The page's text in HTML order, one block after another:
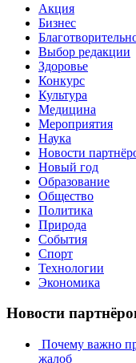
Акция
Бизнес
Выбор редакции
Здоровье
Конкурс
Культура
Медицина
Мероприятия
Наука
Новости
Новый год
Образование
Общество
Политика
Природа
События
Спорт
Технологии
Экономика
Новости
Почему важно
жалоб